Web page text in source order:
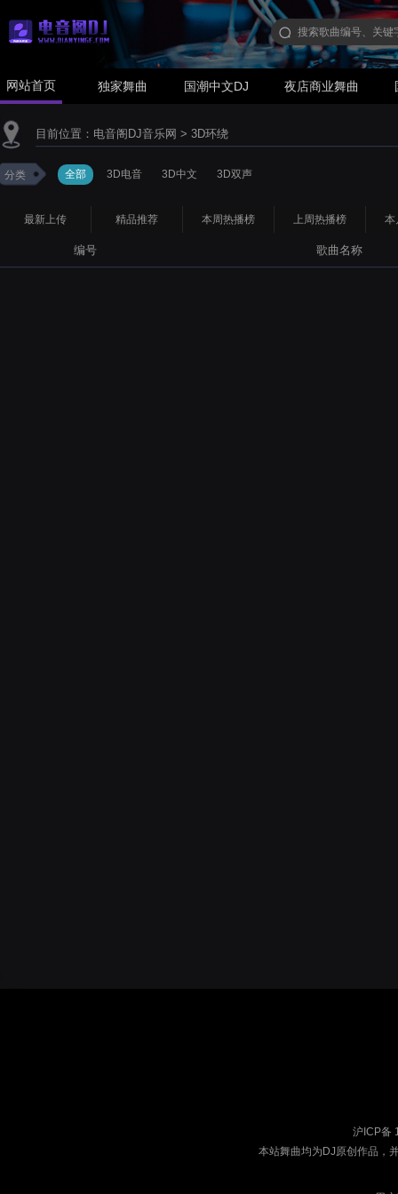
网站首页 独家舞曲 国潮中文DJ 夜店商业舞曲
目前位置： 电音阁DJ音乐网 > 3D环绕
分类 全部 3D电音 3D中文 3D双声
最新上传 精品推荐 本周热播榜 上周热播榜 本
编号 歌曲名称
沪ICP备
本站舞曲均为DJ原创作品，